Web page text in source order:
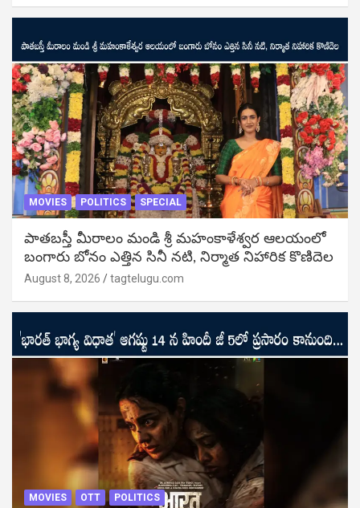
MOVIES POLITICS SPECIAL
పాతబస్తీ మీరాలం మండి శ్రీ మహంకాళేశ్వర ఆలయంలో
బంగారు బోనం ఎత్తిన సినీ నటి, నిర్మాత నిహారిక కొణిదెల
August 8, 2026 tagtelugu.com
MOVIES OTT POLITICS